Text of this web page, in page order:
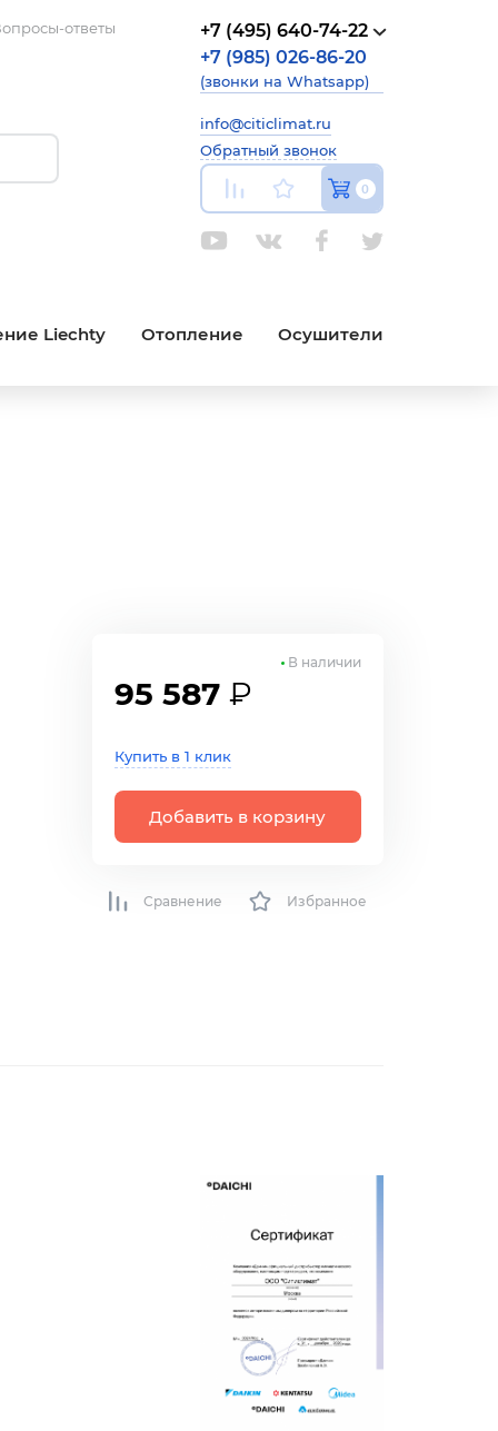
ответы
+7 (495) 640-74-22
+7 (985) 026-86-20
(звонки на Whatsapp)
info@citiclimat.ru
Обратный звонок
0
Liechty Отопление Осушители
95 587 ₽
Купить в 1 клик
Добавить в корзину
В наличии
Сравнение Избранное